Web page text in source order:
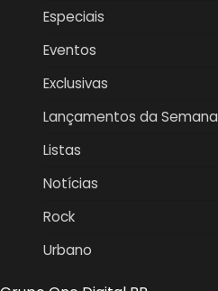
Especiais
Eventos
Exclusivas
Lançamentos da Semana
Listas
Notícias
Rock
Urbano